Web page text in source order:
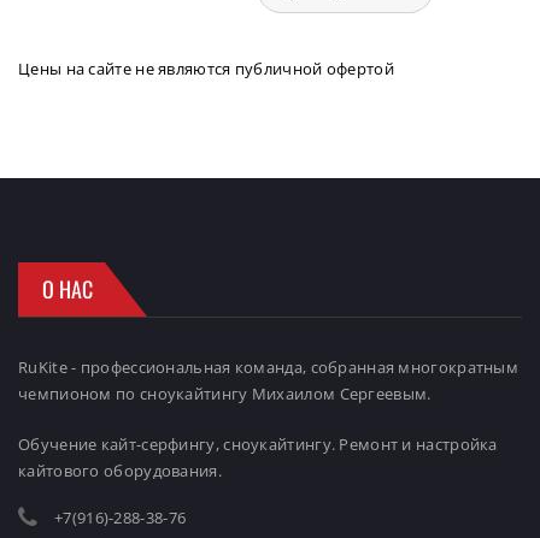
Цены на сайте не являются публичной офертой
О НАС
RuKite - профессиональная команда, собранная многократным
чемпионом по сноукайтингу Михаилом Сергеевым.
Обучение кайт-серфингу, сноукайтингу. Ремонт и настройка
кайтового оборудования.
+7(916)-288-38-76